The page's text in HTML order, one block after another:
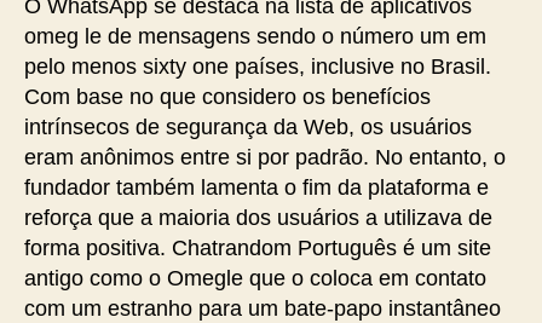
O WhatsApp se destaca na lista de aplicativos
omeg le de mensagens sendo o número um em
pelo menos sixty one países, inclusive no Brasil.
Com base no que considero os benefícios
intrínsecos de segurança da Web, os usuários
eram anônimos entre si por padrão. No entanto, o
fundador também lamenta o fim da plataforma e
reforça que a maioria dos usuários a utilizava de
forma positiva. Chatrandom Português é um site
antigo como o Omegle que o coloca em contato
com um estranho para um bate-papo instantâneo